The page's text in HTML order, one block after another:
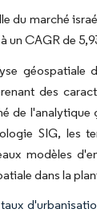
du marché
un CAGR de
géospatiale
des
de l'analytique
SIG, les
modèles
dans la